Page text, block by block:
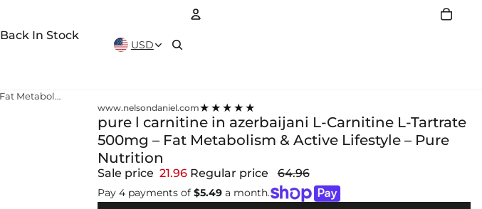
Back In Stock
USD
pure l carnitine in azerbaijani L-Carnitine L-Tartrate 500mg – Fat Metabolism & Active Lifestyle – Pure Nutrition
www.nelsondaniel.com★★★★★
pure l carnitine in azerbaijani L-Carnitine L-Tartrate
500mg – Fat Metabolism & Active Lifestyle – Pure
Nutrition
Sale price 21.96 Regular price 64.96
Pay 4 payments of $5.49a month.